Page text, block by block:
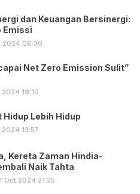
dan Keuangan Bersinergi:
Emissi
2024 06:30
Net Zero Emission Sulit”
19:10
Lebih Hidup
13:57
Kereta Zaman Hindia-
Naik Tahta
Oct 2024 21:25